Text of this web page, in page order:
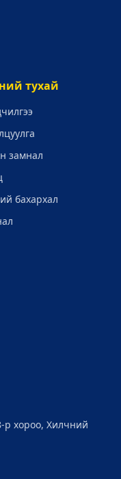
тухай
замнал
бахархал
р хороо, Хилчний